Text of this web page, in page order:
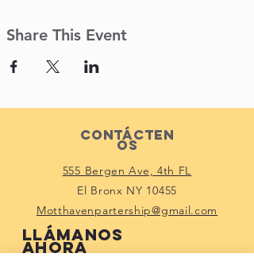
Share This Event
Contácten
os
555 Bergen Ave, 4th FL
El Bronx NY 10455
Motthavenpartership@gmail.com
Llámanos
ahora